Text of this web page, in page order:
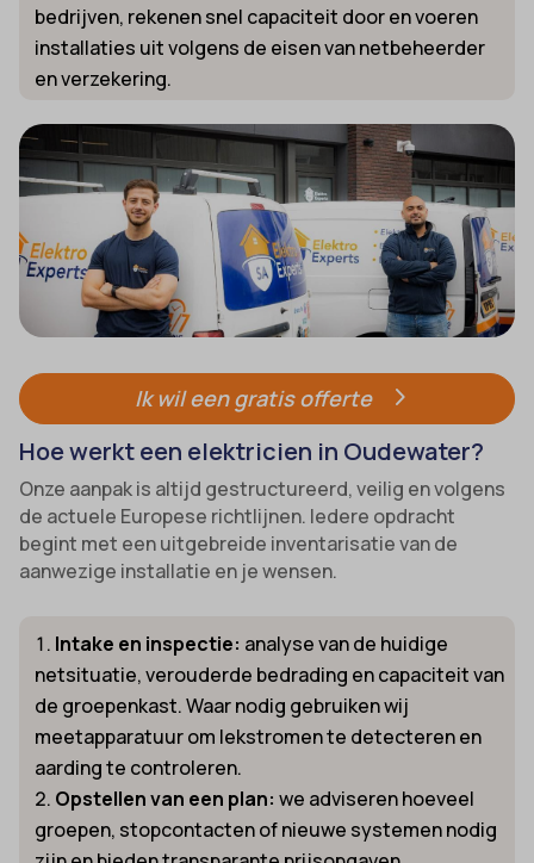
bedrijven, rekenen snel capaciteit door en voeren
installaties uit volgens de eisen van netbeheerder
en verzekering.
Ik wil een gratis offerte
Hoe werkt een elektricien in Oudewater?
Onze aanpak is altijd gestructureerd, veilig en volgens
de actuele Europese richtlijnen. Iedere opdracht
begint met een uitgebreide inventarisatie van de
aanwezige installatie en je wensen.
Intake en inspectie: analyse van de huidige
netsituatie, verouderde bedrading en capaciteit van
de groepenkast. Waar nodig gebruiken wij
meetapparatuur om lekstromen te detecteren en
aarding te controleren.
Opstellen van een plan: we adviseren hoeveel
groepen, stopcontacten of nieuwe systemen nodig